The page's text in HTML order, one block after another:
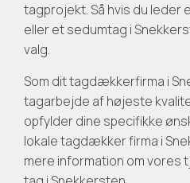
tagprojekt. Så hvis du leder
eller et sedumtag i
valg.
Som dit tagdækkerfirma i
tagarbejde af højeste
opfylder dine specifikke
lokale tagdækker firma i
mere information om vores